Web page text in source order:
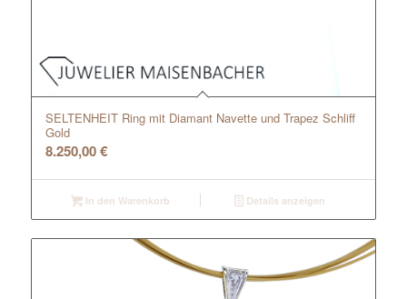
SELTENHEIT Ring mit Diamant Navette und Trapez Schliff
Gold
8.250,00€
In den Warenkorb Details anzeigen